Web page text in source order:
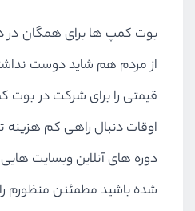
بوت کمپ ها برای همگان
از مردم هم شاید دوست
قیمتی را برای شرکت در بوت
اوقات دنبال راهی کم هزینه
دوره های آنلاین وبسایت
شده باشید مطمئنن منظورم